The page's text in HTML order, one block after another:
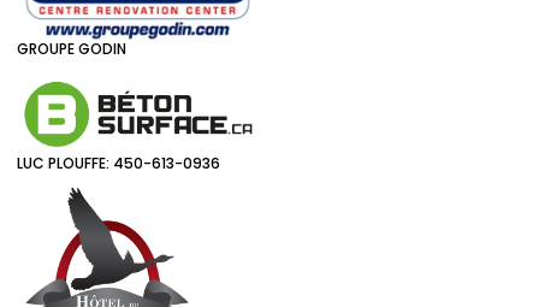
GROUPE GODIN
LUC PLOUFFE: 450-613-0936